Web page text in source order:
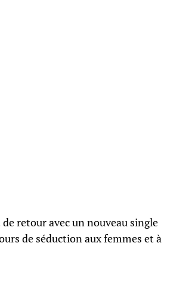
de retour avec un nouveau single
de séduction aux femmes et à